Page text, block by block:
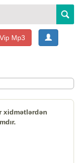
Vip Mp3
xidmətlərdən